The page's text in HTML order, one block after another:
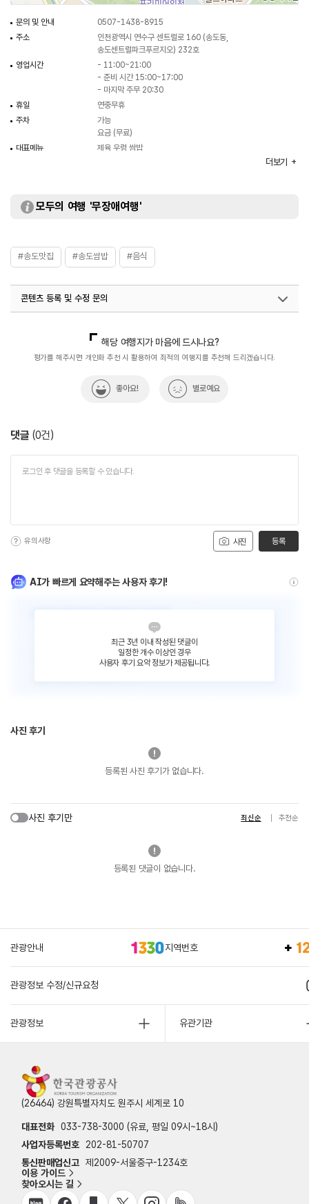
문의 및 안내
0507-1438-8915
주소
인천광역시 연수구 센트럴로 160 (송도동,
송도센트럴파크푸르지오) 232호
영업시간
- 11:00~21:00
- 준비 시간 15:00~17:00
- 마지막 주무 20:30
휴일
연중무휴
주차
가능
요금 (무료)
대표메뉴
제육 우렁 쌈밥
파불고기 우렁 쌈밥 / 우삼겹 쌈밥정식 / 대패 쌈밥 정식 /더보기
모두의 여행 '무장애여행'
#송도맛집 #송도쌈밥 #음식
콘텐츠 등록 및 수정 문의
해당 여행지가 마음에 드시나요?
평가를 해주시면 개인화 추천 시 활용하여 최적의 여행지를 추천해 드리겠습니다.
좋아요! 별로예요
댓글 (0건)
사진
유의사항 등록
AI가 빠르게 요약해주는 사용자 후기!
최근 3년 이내 작성된 댓글이
일정한 개수 이상인 경우
사용자 후기 요약 정보가 제공됩니다.
사진 후기
등록된 사진 후기가 없습니다.
사진 후기만 최신순 추천순
등록된 댓글이 없습니다.
관광안내 지역번호
관광정보 수정/신규요청
관광정보 유관기관
(26464) 강원특별자치도 원주시 세계로 10
대표전화 033-738-3000 (유료, 평일 09시~18시)
사업자등록번호
202-81-50707
통신판매업신고 제2009-서울중구-1234호
이용 가이드
찾아오시는 길